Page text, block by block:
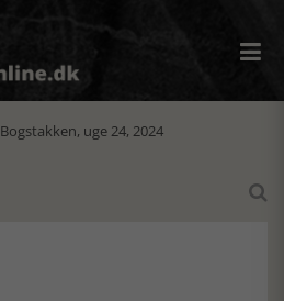
Bogstakken, uge 24, 2024
